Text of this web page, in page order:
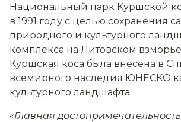
Национальный парк Куршской
в 1991 году с целью сохранения
природного и культурного
комплекса на Литовском
Куршская коса была внесена в
всемирного наследия ЮНЕСКО
культурного ландшафта.
«Главная